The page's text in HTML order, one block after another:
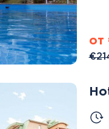
плавания
Круг
Америка
все
от